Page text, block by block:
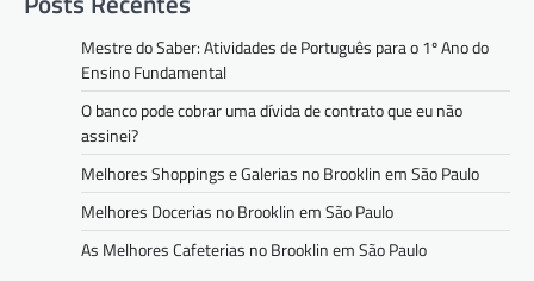
Mestre do Saber: Atividades de Português para o 1º Ano do
Ensino Fundamental
O banco pode cobrar uma dívida de contrato que eu não
assinei?
Melhores Shoppings e Galerias no Brooklin em São Paulo
Melhores Docerias no Brooklin em São Paulo
As Melhores Cafeterias no Brooklin em São Paulo